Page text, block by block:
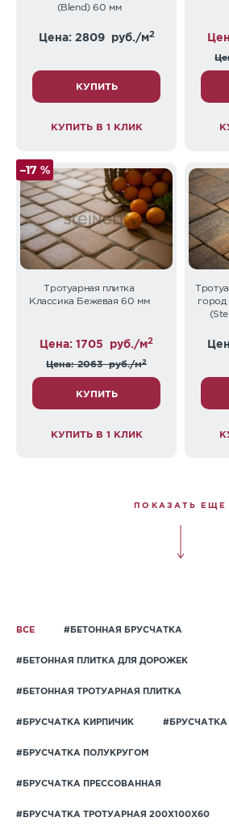
(Blend) 60 мм
Цена: 2809 руб./м2
КУПИТЬ
КУПИТЬ В 1 КЛИК
–17 %
Тротуарная плитка
Классика Бежевая 60 мм
Цена: 1705 руб./м2
Цена: 2063руб./м2
КУПИТЬ
КУПИТЬ В 1 КЛИК
город
ПОКАЗАТЬ ЕЩЕ
ВСЕ #БЕТОННАЯ БРУСЧАТКА
#БЕТОННАЯ ПЛИТКА ДЛЯ ДОРОЖЕК
#БЕТОННАЯ ТРОТУАРНАЯ ПЛИТКА
#БРУСЧАТКА КИРПИЧИК
#БРУСЧАТКА ПОЛУКРУГОМ
#БРУСЧАТКА ПРЕССОВАННАЯ
#БРУСЧАТКА ТРОТУАРНАЯ 200Х100Х60